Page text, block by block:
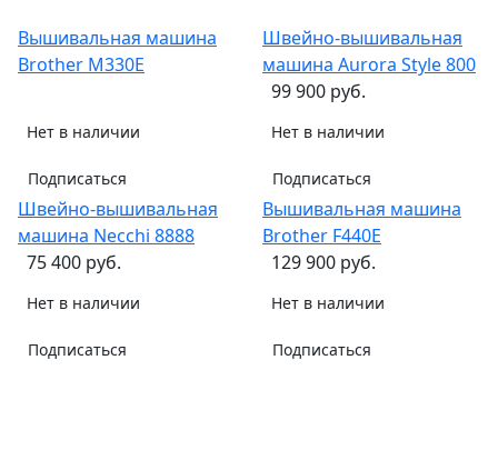
Вышивальная машина
Brother M330E
Нет в наличии
Подписаться
Швейно-вышивальная
машина Aurora Style 800
99 900 руб.
Нет в наличии
Подписаться
Швейно-вышивальная
машина Necchi 8888
75 400 руб.
Нет в наличии
Подписаться
Вышивальная машина
Brother F440E
129 900 руб.
Нет в наличии
Подписаться